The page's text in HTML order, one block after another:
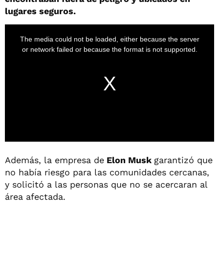
lugares seguros.
Además, la empresa de Elon Musk garantizó que
no había riesgo para las comunidades cercanas,
y solicitó a las personas que no se acercaran al
área afectada.